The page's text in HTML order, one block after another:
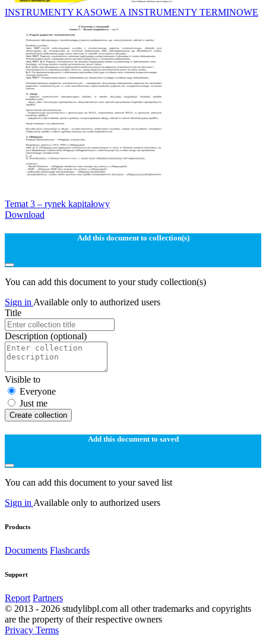
INSTRUMENTY KASOWE A INSTRUMENTY TERMINOWE
Temat 3 – rynek kapitałowy
Download
Add this document to collection(s)
You can add this document to your study collection(s)
Sign in Available only to authorized users
Title
Description (optional)
Visible to
Everyone
Just me
Create collection
Add this document to saved
You can add this document to your saved list
Sign in Available only to authorized users
Products
Documents Flashcards
Support
Report Partners
© 2013 - 2026 studylibpl.com all other trademarks and copyrights
are the property of their respective owners
Privacy Terms